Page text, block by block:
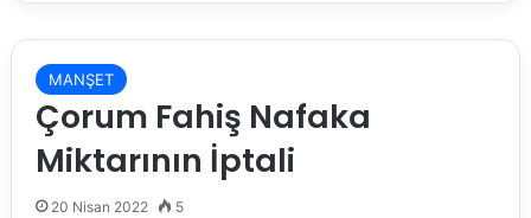
MANŞET
Çorum Fahiş Nafaka
Miktarının İptali
20 Nisan 2022 5